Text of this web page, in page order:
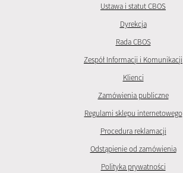
Ustawa i statut CBOS
Dyrekcja
Rada CBOS
Zespół Informacji i Komunikacji
Klienci
Zamówienia publiczne
Regulami sklepu internetowego
Procedura reklamacji
Odstąpienie od zamówienia
Polityka prywatności